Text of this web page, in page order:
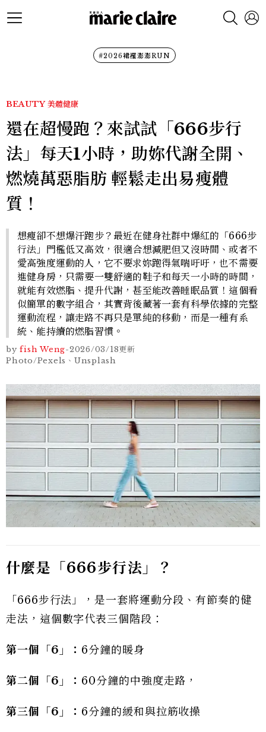
#2026裙襬澎澎RUN
BEAUTY 美體健康
還在超慢跑？來試試「666步行
法」每天1小時，助妳代謝全開、
燃燒萬惡脂肪 輕鬆走出易瘦體
質！
想瘦卻不想爆汗跑步？最近在健身社群中爆紅的「666步
行法」門檻低又高效，很適合想減肥但又沒時間、或者不
愛高強度運動的人，它不要求妳跑得氣喘吁吁，也不需要
進健身房，只需要一雙舒適的鞋子和每天一小時的時間，
就能有效燃脂、提升代謝，甚至能改善睡眠品質！這個看
似簡單的數字組合，其實背後藏著一套有科學依據的完整
運動流程，讓走路不再只是單純的移動，而是一種有系
統、能持續的燃脂習慣。
by fish Weng-2026/03/18更新
Photo/Pexels、Unsplash
什麼是「666步行法」？
「666步行法」，是一套將運動分段、有節奏的健
走法，這個數字代表三個階段：
第一個「6」： 6分鐘的暖身
第二個「6」： 60分鐘的中強度走路，
第三個「6」： 6分鐘的緩和與拉筋收操